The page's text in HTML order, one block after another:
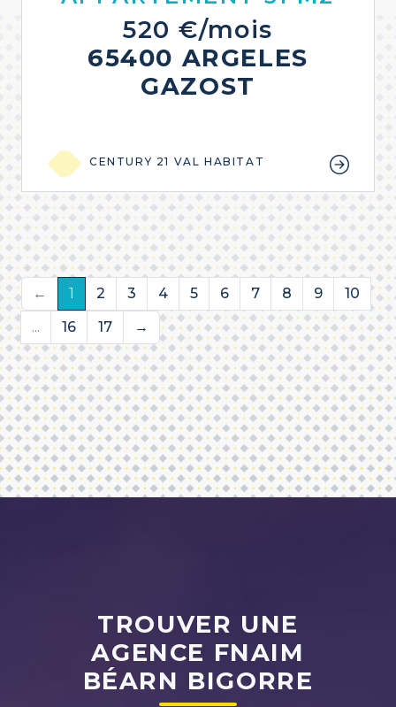
520 €/mois
65400 ARGELES
GAZOST
CENTURY 21 VAL HABITAT
← 1 2 3 4 5 6 7 8 9
10
...
16 17 →
TROUVER UNE
AGENCE FNAIM
BÉARN BIGORRE